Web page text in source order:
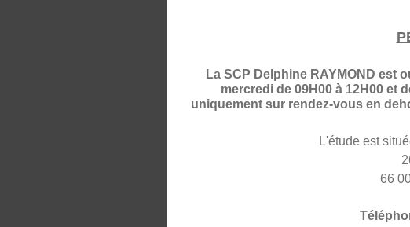
La SCP Delphine RAYMOND est
mercredi de 09H00 à 12H00 et
uniquement sur rendez-vous en
L'étude est
66